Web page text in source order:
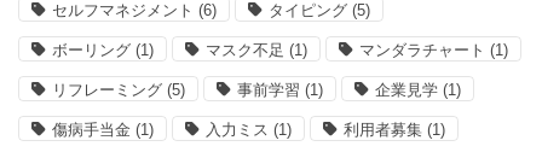
セルフマネジメント (6) タイピング (5)
ボーリング (1) マスク不足 (1) マンダラチャート (1)
リフレーミング (5) 事前学習 (1) 企業見学 (1)
傷病手当金 (1) 入力ミス (1) 利用者募集 (1)